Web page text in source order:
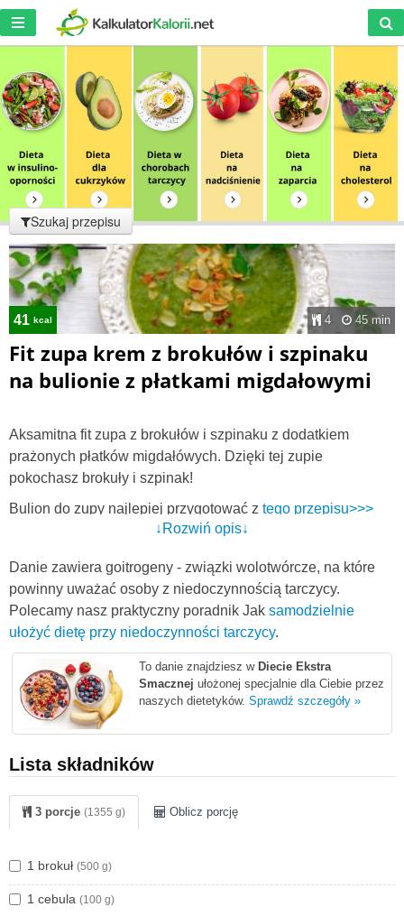
Szukaj przepisu
41 kcal 4 45 min
Fit zupa krem z brokułów i szpinaku
na bulionie z płatkami migdałowymi
Aksamitna fit zupa z brokułów i szpinaku z dodatkiem
prażonych płatków migdałówych. Dzięki tej zupie
pokochasz brokuły i szpinak!
Bulion do zupy najlepiej przygotować z tego przepisu>>>
Oryginalny przepis pochodzi z mojego bloga
przepisy.netna którego zapraszam po nowe pyszne
przepisy fit :)
↓Rozwiń opis↓
Danie zawiera goitrogeny - związki wolotwórcze, na które
powinny uważać osoby z niedoczynnością tarczycy.
Polecamy nasz praktyczny poradnik Jak samodzielnie
ułożyć dietę przy niedoczynności tarczycy.
To danie znajdziesz w Diecie Ekstra
Smacznej ułożonej specjalnie dla Ciebie przez
naszych dietetyków. Sprawdź szczegóły »
Lista składników
3 porcje (1355 g) Oblicz porcję
1 brokuł (500 g)
1 cebula (100 g)